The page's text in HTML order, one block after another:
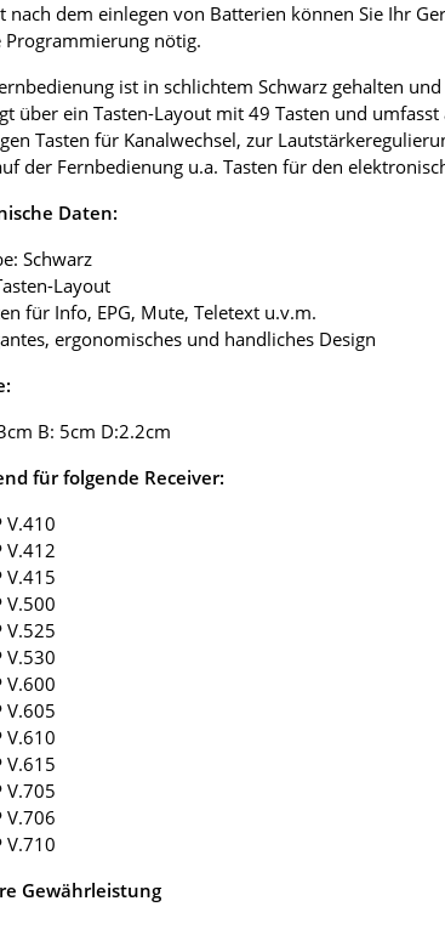
nach dem einlegen von Batterien können Sie Ihr
Programmierung nötig.
ist in schlichtem Schwarz gehalten
über ein Tasten-Layout mit 49 Tasten und
Tasten für Kanalwechsel, zur
der Fernbedienung u.a. Tasten für den
Daten:
Schwarz
Layout
für Info, EPG, Mute, Teletext u.v.m.
ergonomisches und handliches Design
B: 5cm D:2.2cm
für folgende Receiver:
V.410
V.412
V.415
V.500
V.525
V.530
V.600
V.605
V.610
V.615
V.705
V.706
V.710
Gewährleistung